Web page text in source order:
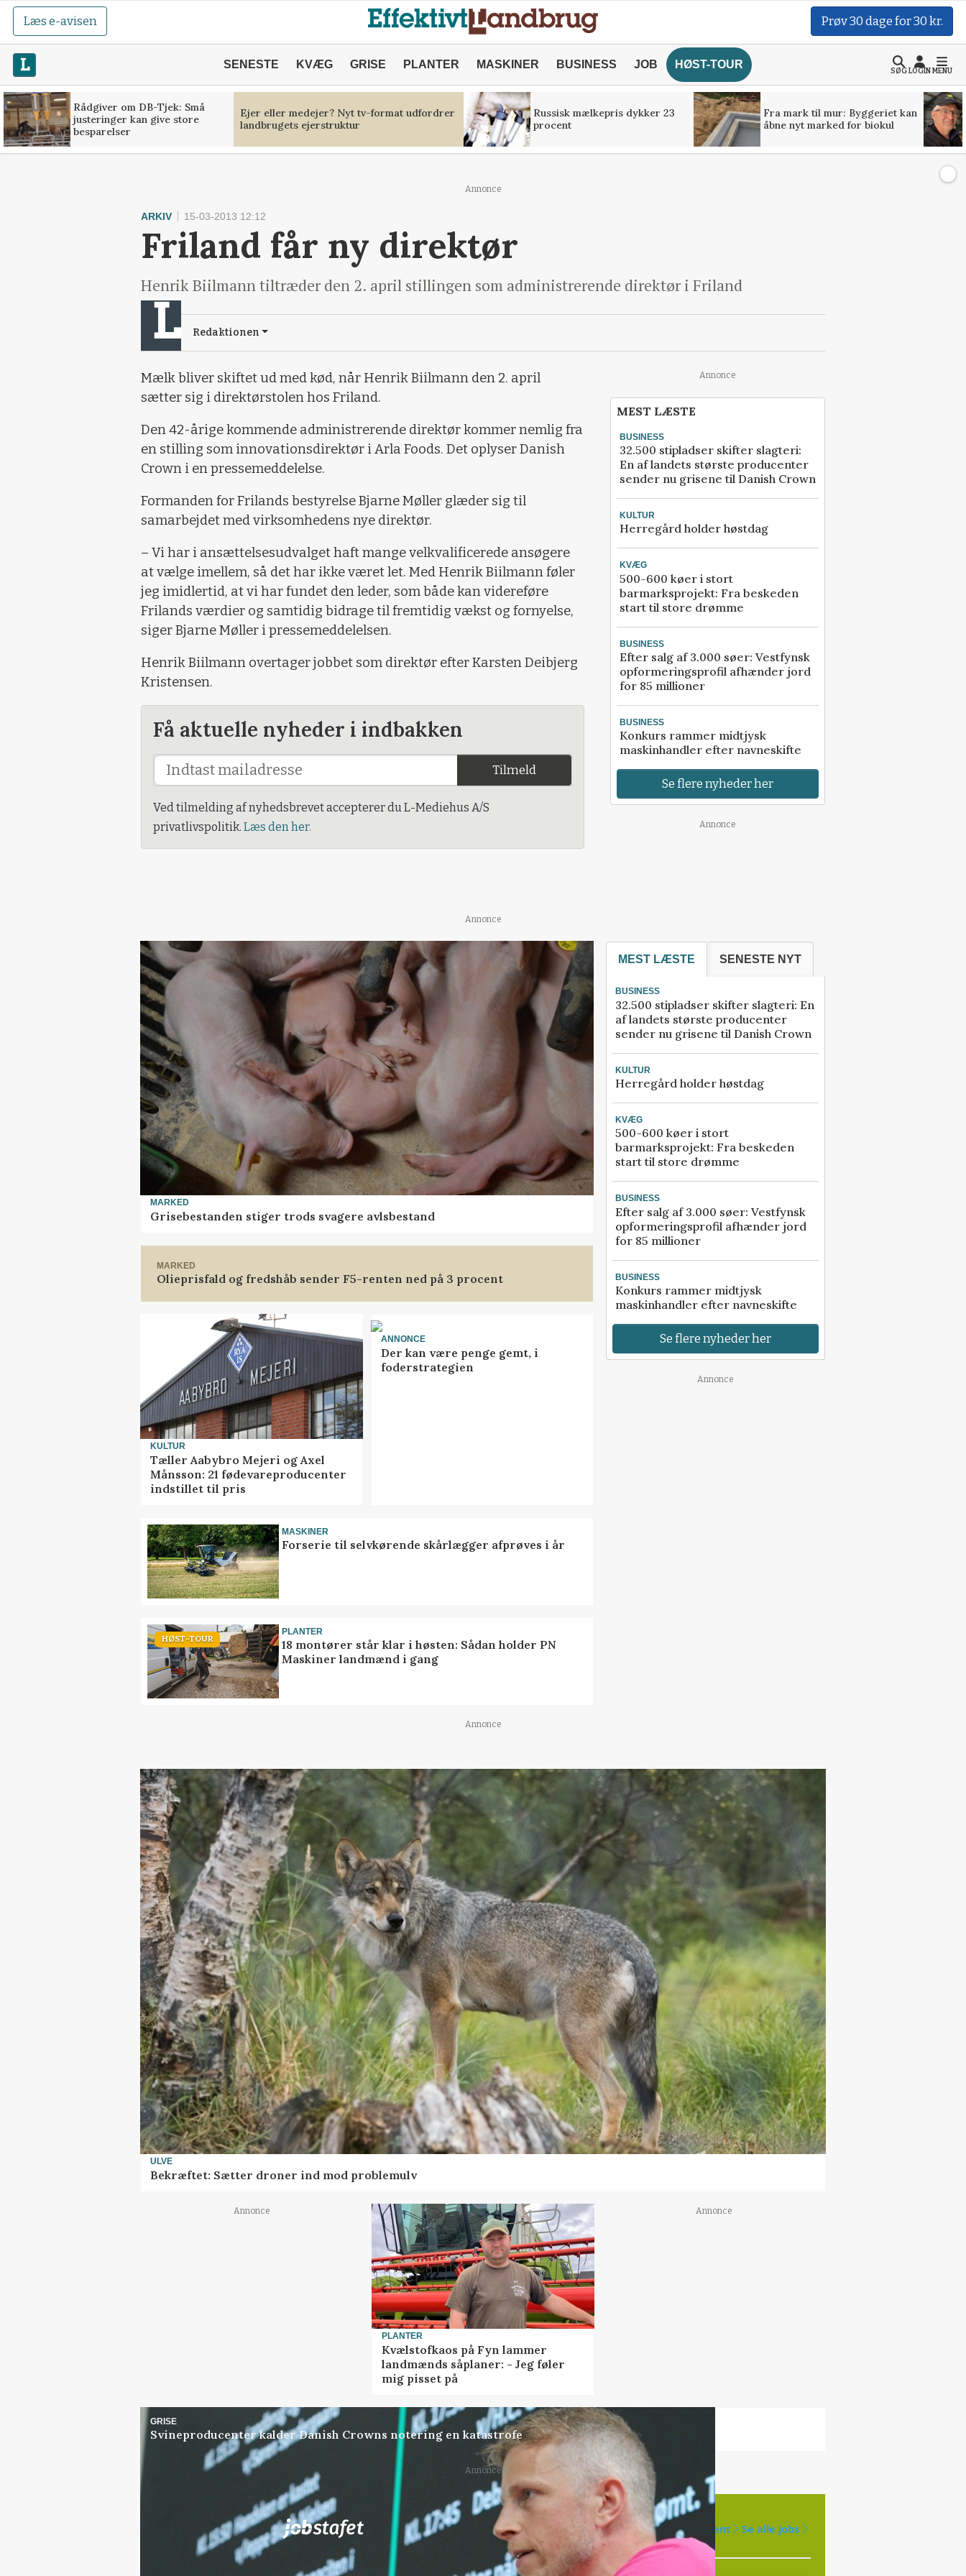
Læs e-avisen Prøv 30 dage for 30 kr.
SENESTE KVÆG GRISE PLANTER MASKINER BUSINESS JOB HØST-TOUR
SØGLOGINMENU
Rådgiver om DB-Tjek: Små
justeringer kan give store
besparelser
Ejer eller medejer? Nyt tv-format udfordrer
landbrugets ejerstruktur
Russisk mælkepris dykker 23
procent
Fra mark til mur: Byggeriet kan
åbne nyt marked for biokul
Annonce
ARKIV 15-03-2013 12:12
Friland får ny direktør
Henrik Biilmann tiltræder den 2. april stillingen som administrerende direktør i Friland
Redaktionen
Mælk bliver skiftet ud med kød, når Henrik Biilmann den 2. april
sætter sig i direktørstolen hos Friland.
Den 42-årige kommende administrerende direktør kommer nemlig fra
en stilling som innovationsdirektør i Arla Foods. Det oplyser Danish
Crown i en pressemeddelelse.
Formanden for Frilands bestyrelse Bjarne Møller glæder sig til
samarbejdet med virksomhedens nye direktør.
– Vi har i ansættelsesudvalget haft mange velkvalificerede ansøgere
at vælge imellem, så det har ikke været let. Med Henrik Biilmann føler
jeg imidlertid, at vi har fundet den leder, som både kan videreføre
Frilands værdier og samtidig bidrage til fremtidig vækst og fornyelse,
siger Bjarne Møller i pressemeddelelsen.
Henrik Biilmann overtager jobbet som direktør efter Karsten Deibjerg
Kristensen.
Få aktuelle nyheder i indbakken
Tilmeld
Ved tilmelding af nyhedsbrevet accepterer du L-Mediehus A/S
privatlivspolitik. Læs den her.
Annonce
MEST LÆSTE
BUSINESS
32.500 stipladser skifter slagteri:
En af landets største producenter
sender nu grisene til Danish Crown
KULTUR
Herregård holder høstdag
KVÆG
500-600 køer i stort
barmarksprojekt: Fra beskeden
start til store drømme
BUSINESS
Efter salg af 3.000 søer: Vestfynsk
opformeringsprofil afhænder jord
for 85 millioner
BUSINESS
Konkurs rammer midtjysk
maskinhandler efter navneskifte
Se flere nyheder her
Annonce
Annonce
MARKED
Grisebestanden stiger trods svagere avlsbestand
MARKED
Olieprisfald og fredshåb sender F5-renten ned på 3 procent
KULTUR
Tæller Aabybro Mejeri og Axel
Månsson: 21 fødevareproducenter
indstillet til pris
ANNONCE
Der kan være penge gemt, i
foderstrategien
MASKINER
Forserie til selvkørende skårlægger afprøves i år
HØST-TOUR
PLANTER
18 montører står klar i høsten: Sådan holder PN
Maskiner landmænd i gang
MEST LÆSTE SENESTE NYT
BUSINESS
32.500 stipladser skifter slagteri: En
af landets største producenter
sender nu grisene til Danish Crown
KULTUR
Herregård holder høstdag
KVÆG
500-600 køer i stort
barmarksprojekt: Fra beskeden
start til store drømme
BUSINESS
Efter salg af 3.000 søer: Vestfynsk
opformeringsprofil afhænder jord
for 85 millioner
BUSINESS
Konkurs rammer midtjysk
maskinhandler efter navneskifte
Se flere nyheder her
Annonce
Annonce
ULVE
Bekræftet: Sætter droner ind mod problemulv
Annonce
PLANTER
Kvælstofkaos på Fyn lammer
landmænds såplaner: - Jeg føler
mig pisset på
Annonce
GRISE
Svineproducenter kalder Danish Crowns notering en katastrofe
Annonce
Jobs i samarbejde med 78 ledige stillinger Opret agent Se alle jobs